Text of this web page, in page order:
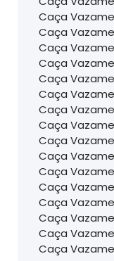
Caça
Caça
Caça
Caça
Caça
Caça
Caça
Caça
Caça
Caça
Caça
Caça
Caça
Caça
Caça
Caça